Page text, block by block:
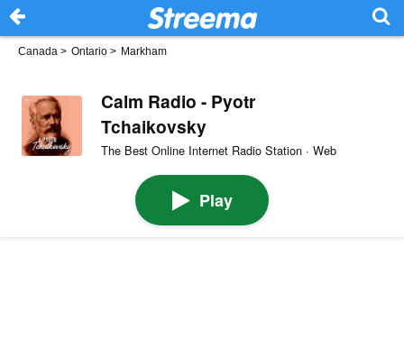
Canada > Ontario > Markham
Calm Radio - Pyotr
Tchaikovsky
The Best Online Internet Radio Station · Web
Play